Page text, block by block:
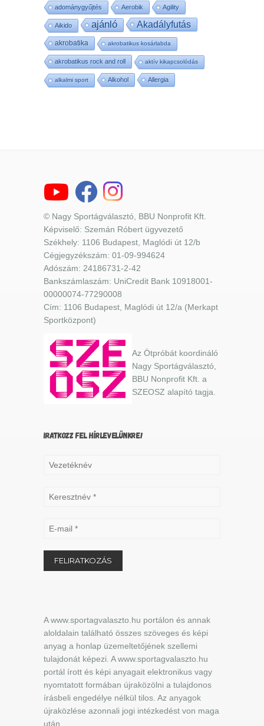
adománygyűjtés Aerobik Agility
Aikido ajánló Akadályfutás
akrobatika akrobatikus kosárlabda
akrobatikus rock and roll aktív kikapcsolódás
alkalmi sport Alkohol Allergia
© Nagy Sportágválasztó, BBU Nonprofit Kft.
Képviselő: Szemán Róbert ügyvezető
Székhely: 1106 Budapest, Maglódi út 12/b
Cégjegyzékszám: 01-09-994624
Adószám: 24186731-2-42
Bankszámlaszám: UniCredit Bank 10918001-
00000074-77290008
Cím: 1106 Budapest, Maglódi út 12/a (Merkapt
Sportközpont)
Az Ötpróbát koordináló
Nagy Sportágválasztó,
BBU Nonprofit Kft. a
SZEOSZ alapító tagja.
IRATKOZZ FEL HÍRLEVELÜNKRE!
A www.sportagvalaszto.hu portálon és annak
aloldalain található összes szöveges és képi
anyag a honlap üzemeltetőjének szellemi
tulajdonát képezi. A www.sportagvalaszto.hu
portál írott és képi anyagait elektronikus vagy
nyomtatott formában újraközölni a tulajdonos
írásbeli engedélye nélkül tilos. Az anyagok
újraközlése azonnali jogi intézkedést von maga
után.